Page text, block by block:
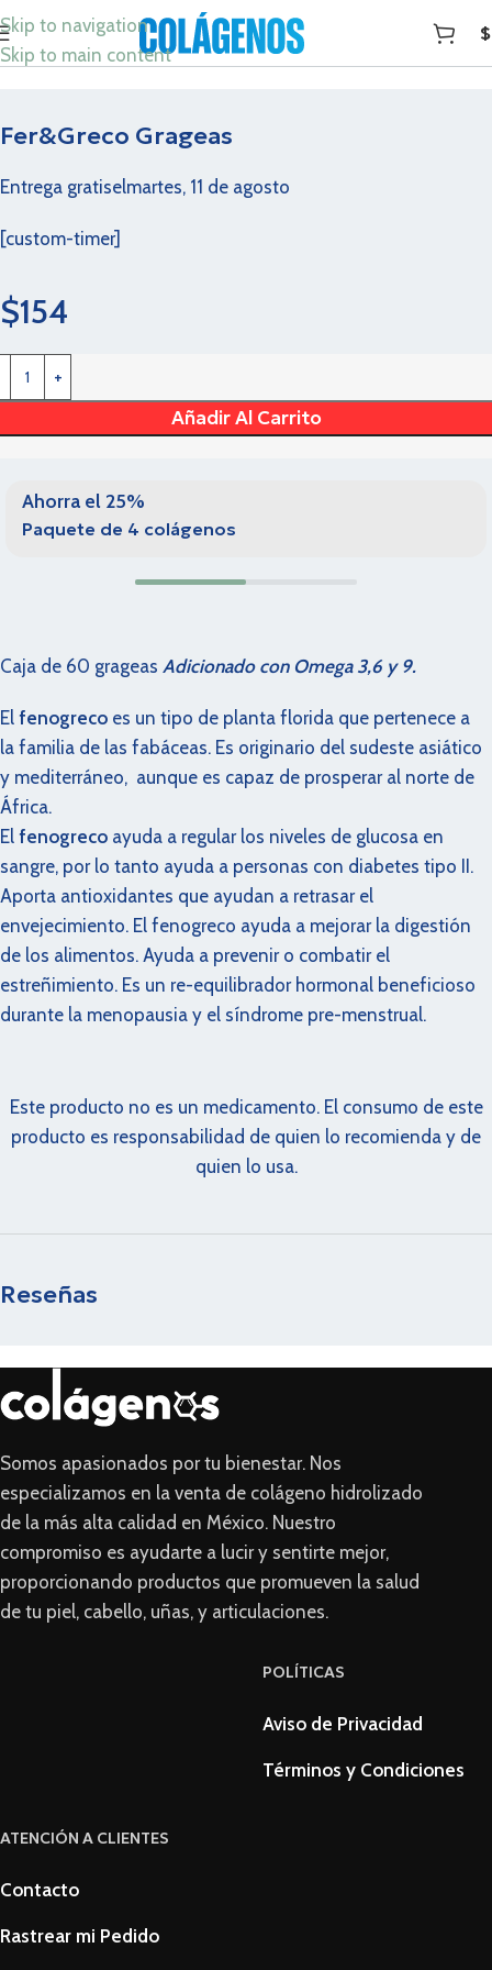
Skip to navigation
Skip to main content
$
Fer&Greco Grageas
Entrega gratiselmartes, 11 de agosto
[custom-timer]
$154
Añadir Al Carrito
Ahorra el 25%
Paquete de 4 colágenos
Caja de 60 grageas Adicionado con Omega 3,6 y 9.
El fenogreco es un tipo de planta florida que pertenece a
la familia de las fabáceas. Es originario del sudeste asiático
y mediterráneo, aunque es capaz de prosperar al norte de
África.
El fenogreco ayuda a regular los niveles de glucosa en
sangre, por lo tanto ayuda a personas con diabetes tipo II.
Aporta antioxidantes que ayudan a retrasar el
envejecimiento. El fenogreco ayuda a mejorar la digestión
de los alimentos. Ayuda a prevenir o combatir el
estreñimiento. Es un re-equilibrador hormonal beneficioso
durante la menopausia y el síndrome pre-menstrual.
Este producto no es un medicamento. El consumo de este
producto es responsabilidad de quien lo recomienda y de
quien lo usa.
Reseñas
Somos apasionados por tu bienestar. Nos
especializamos en la venta de colágeno hidrolizado
de la más alta calidad en México. Nuestro
compromiso es ayudarte a lucir y sentirte mejor,
proporcionando productos que promueven la salud
de tu piel, cabello, uñas, y articulaciones.
POLÍTICAS
Aviso de Privacidad
Términos y Condiciones
ATENCIÓN A CLIENTES
Contacto
Rastrear mi Pedido